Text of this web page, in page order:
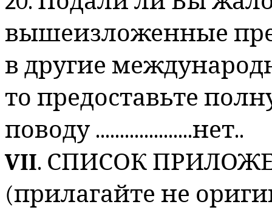
вышеизложенные
в другие
то предоставьте
поводу ....................нет..
VII. СПИСОК
(прилагайте не